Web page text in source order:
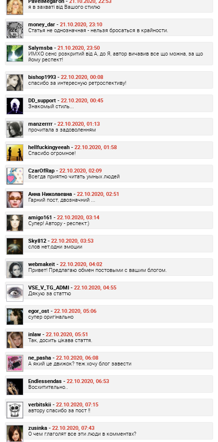
я в захваті від Вашого стилю
money_dar - 21.10.2020, 23:10
Статья не однозначная - нельзя бросаться в крайности.
Salymsba - 21.10.2020, 23:50
ИМХО сенс розкритий від А, до Я, автор вичавив все що можна, за що
йому респект!
bishop1993 - 22.10.2020, 00:08
спасибо за интересную ретроспективу!
DD_support - 22.10.2020, 00:45
Знакомый стиль...
manzerrrr - 22.10.2020, 01:13
прочитала з задоволенням
hellfuckingyeeah - 22.10.2020, 01:58
Спасибо огромное!
CzarOfRap - 22.10.2020, 02:09
Всегда приятно читать умных людей
Анна Николаевна - 22.10.2020, 02:51
Гарний пост, двозначний ...
amigo161 - 22.10.2020, 03:14
Супер! Автору - респект:)
Sky812 - 22.10.2020, 03:53
слов нет,одни эмоции
webmakeit - 22.10.2020, 04:02
Привет! Предлагаю обмен постовыми с вашим блогом.
VSE_V_TG_ADMI - 22.10.2020, 04:55
Дякую за статтю
egor_ost - 22.10.2020, 05:06
супер оригінально
inlaw - 22.10.2020, 05:51
Так, досить цікава стаття.
ne_pasha - 22.10.2020, 06:08
А який це движок? теж хочу блог завести
Endlessendas - 22.10.2020, 06:53
Восхитительно..
verbitskii - 22.10.2020, 07:15
автору спасибо за пост !!
zusinka - 22.10.2020, 07:43
О чем глаголят все эти люди в комментах?